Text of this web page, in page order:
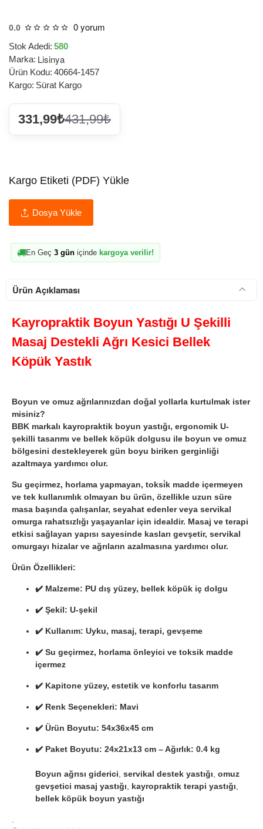
0.0 0 yorum
Stok Adedi: 580
Marka: Lisinya
Ürün Kodu: 40664-1457
Kargo: Sürat Kargo
331,99₺431,99₺
Kargo Etiketi (PDF) Yükle
Dosya Yükle
En Geç 3 gün içinde kargoya verilir!
Ürün Açıklaması
Kayropraktik Boyun Yastığı U Şekilli
Masaj Destekli Ağrı Kesici Bellek
Köpük Yastık
Boyun ve omuz ağrılarınızdan doğal yollarla kurtulmak ister
misiniz?
BBK markalı kayropraktik boyun yastığı, ergonomik U-
şekilli tasarımı ve bellek köpük dolgusu ile boyun ve omuz
bölgesini destekleyerek gün boyu biriken gerginliği
azaltmaya yardımcı olur.
Su geçirmez, horlama yapmayan, toksi̇k madde içermeyen
ve tek kullanımlık olmayan bu ürün, özellikle uzun süre
masa başında çalışanlar, seyahat edenler veya servikal
omurga rahatsızlığı yaşayanlar için idealdir. Masaj ve terapi
etkisi sağlayan yapısı sayesinde kasları gevşetir, servikal
omurgayı hizalarve ağrıların azalmasına yardımcı olur.
Ürün Özellikleri:
✔️ Malzeme: PU dış yüzey, bellek köpük iç dolgu
✔️ Şekil: U-şekil
✔️ Kullanım: Uyku, masaj, terapi, gevşeme
✔️ Su geçirmez, horlama önleyici ve toksik madde
içermez
✔️ Kapitone yüzey, estetik ve konforlu tasarım
✔️ Renk Seçenekleri: Mavi
✔️ Ürün Boyutu: 54x36x45 cm
✔️ Paket Boyutu: 24x21x13 cm – Ağırlık: 0.4 kg
Boyun ağrısı giderici servikal destek yastığı omuz
gevşetici masaj yastığı
kayropraktik terapi yastığı
bellek köpük boyun yastığı